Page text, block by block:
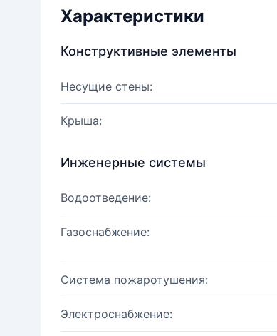
Характеристики
Конструктивные элементы
Несущие стены:
Крыша:
Инженерные системы
Водоотведение:
Газоснабжение:
Система пожаротушения:
Электроснабжение: